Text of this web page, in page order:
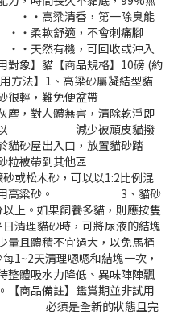
高粱清香，第一除臭能
軟舒適，不會刺痛腳
然有機，可回收或沖入
對象】貓【商品規格】10磅 (約
方法】1、高梁砂屬凝結型貓
很輕，難免便盆帶
人體無害，清除乾淨即
屋，以 減少被頑皮貓撥
貓砂屋出入口，放置貓砂踏
帶到其他區
木砂，可以以1:2比例混
百使用高粱砂。 3、貓砂
上。如果飼養多貓，則應按隻
砂時，可將尿液的結塊
量且體積不宜過大，以免馬桶
清理嗯嗯和結塊一次，
整體吸水力降低、異味陣陣飄
【商品備註】鑑賞期並非試用
必須是全新的狀態且完